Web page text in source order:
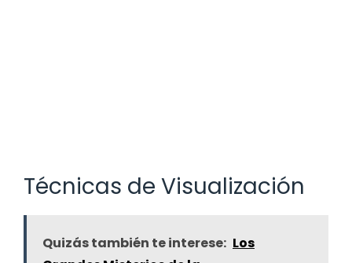
Técnicas de Visualización
Quizás también te interese: Los